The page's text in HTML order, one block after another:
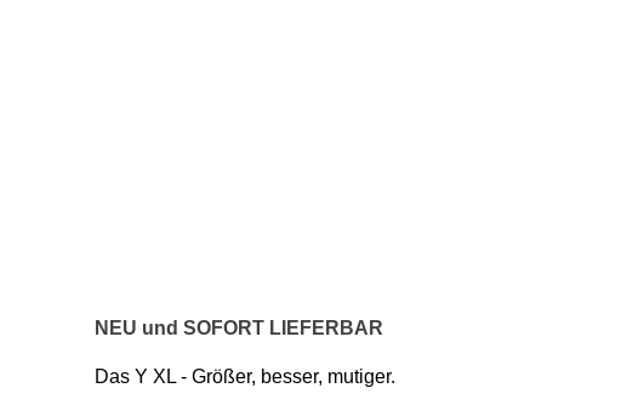
NEU und SOFORT LIEFERBAR
Das Y XL - Größer, besser, mutiger.